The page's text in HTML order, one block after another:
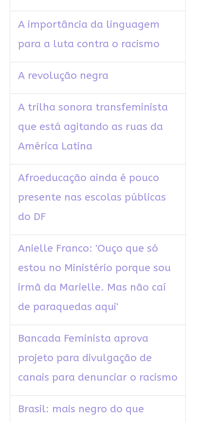
A importância da linguagem
para a luta contra o racismo
A revolução negra
A trilha sonora transfeminista
que está agitando as ruas da
América Latina
Afroeducação ainda é pouco
presente nas escolas públicas
do DF
Anielle Franco: 'Ouço que só
estou no Ministério porque sou
irmã da Marielle. Mas não caí
de paraquedas aqui'
Bancada Feminista aprova
projeto para divulgação de
canais para denunciar o racismo
Brasil: mais negro do que